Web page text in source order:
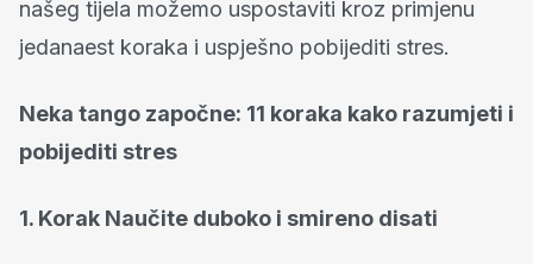
našeg tijela možemo uspostaviti kroz primjenu
jedanaest koraka i uspješno pobijediti stres.
Neka tango započne: 11 koraka kako razumjeti i
pobijediti stres
1. Korak Naučite duboko i smireno disati